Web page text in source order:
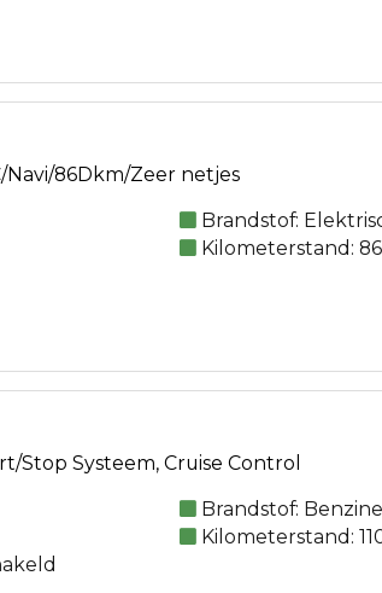
Navi/86Dkm/Zeer netjes
Brandstof:
Kilometerstand:
Stop Systeem, Cruise Control
Brandstof: Benzine
Kilometerstand: